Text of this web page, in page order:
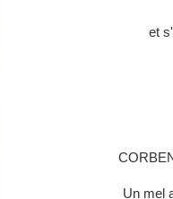
et
Un mel